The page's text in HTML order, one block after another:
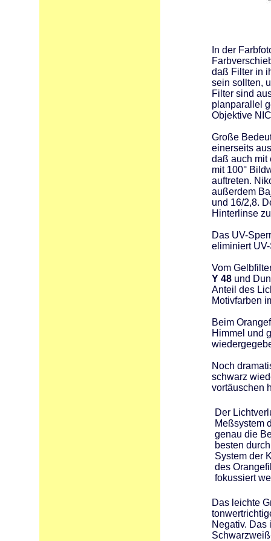
In der
daß Filter in
sein sollten,
Filter sind
planparallel
Objektive
Große
einerseits
daß auch mit
mit 100°
auftreten.
außerdem
und 16/2,8.
Hinterlinse
Das UV-
eliminiert
Vom
Y 48 und
Anteil des
Motivfarben
Beim
Himmel und
Noch
schwarz
vortäuschen
Der
Meßsystem
genau die
besten
System der
des
fokussiert
Das leichte
Negativ.